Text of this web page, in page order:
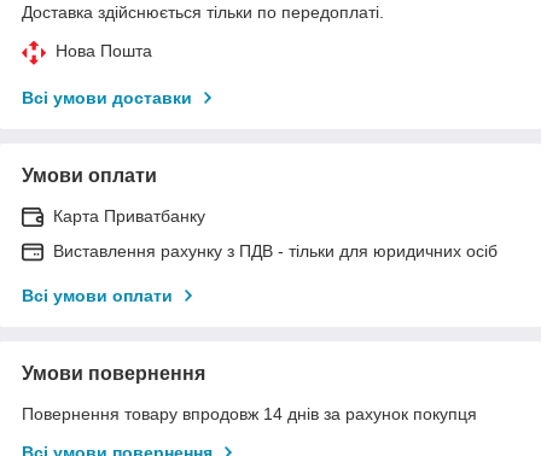
Доставка здійснюється тільки по передоплаті.
Нова Пошта
Всі умови доставки
Умови оплати
Карта Приватбанку
Виставлення рахунку з ПДВ - тільки для юридичних осіб
Всі умови оплати
Умови повернення
Повернення товару впродовж 14 днів за рахунок покупця
Всі умови повернення